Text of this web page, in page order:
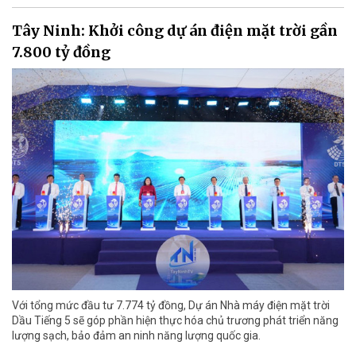
Tây Ninh: Khởi công dự án điện mặt trời gần
7.800 tỷ đồng
Với tổng mức đầu tư 7.774 tỷ đồng, Dự án Nhà máy điện mặt trời
Dầu Tiếng 5 sẽ góp phần hiện thực hóa chủ trương phát triển năng
lượng sạch, bảo đảm an ninh năng lượng quốc gia.